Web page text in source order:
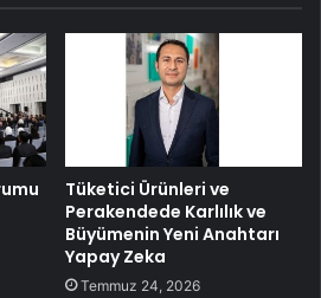
Tüketici Ürünleri ve
Perakendede Karlılık ve
Büyümenin Yeni Anahtarı
Yapay Zeka
Temmuz 24, 2026